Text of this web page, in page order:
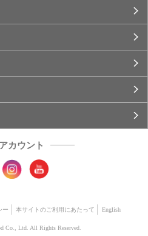
カウント
ー 本サイトのご利用にあたって English
Co., Ltd. All Rights Reserved.